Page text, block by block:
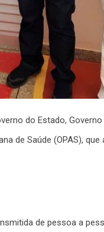
do Estado,
de Saúde (OPAS),
de pessoa a